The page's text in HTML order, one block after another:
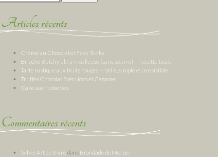
Articles récents
Crème au Chocolat et Fève Tonka
Brioche Butchy ultra moelleuse (sans beurre) — recette facile
Tarte rustique aux fruits rouges — belle, simple et irrésistible
Truffes Chocolat Spéculoos et Caramel
Cake aux Noisettes
Commentaires récents
Sylvie Art de Vivre dans Brandade de Morue